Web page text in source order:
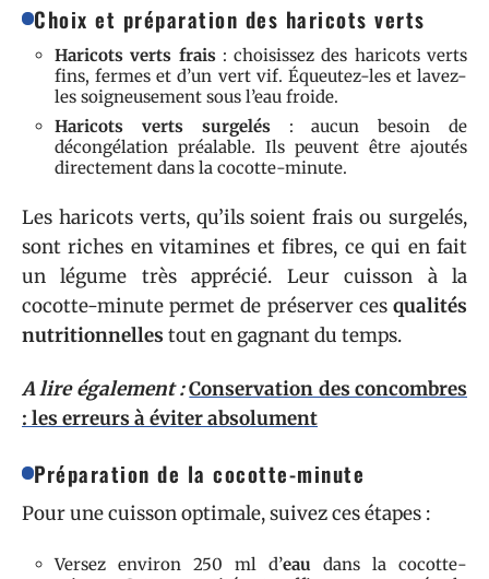
Choix et préparation des haricots verts
Haricots verts frais: choisissez des haricots verts
fins, fermes et d’un vert vif. Équeutez-les et lavez-
les soigneusement sous l’eau froide.
Haricots verts surgelés: aucun besoin de
décongélation préalable. Ils peuvent être ajoutés
directement dans la cocotte-minute.
Les haricots verts, qu’ils soient frais ou surgelés,
sont riches en vitamines et fibres, ce qui en fait
un légume très apprécié. Leur cuisson à la
cocotte-minute permet de préserver ces qualités
nutritionnelles tout en gagnant du temps.
A lire également :Conservation des concombres
: les erreurs à éviter absolument
Préparation de la cocotte-minute
Pour une cuisson optimale, suivez ces étapes :
Versez environ 250 ml d’eau dans la cocotte-